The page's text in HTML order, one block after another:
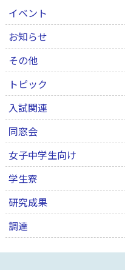
イベント
お知らせ
その他
トピック
入試関連
同窓会
女子中学生向け
学生寮
研究成果
調達